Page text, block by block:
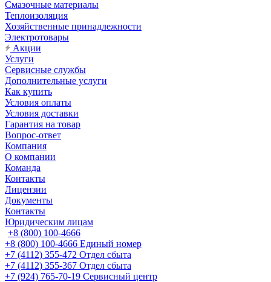
Смазочные материалы
Теплоизоляция
Хозяйственные принадлежности
Электротовары
Акции
Услуги
Сервисные службы
Дополнительные услуги
Как купить
Условия оплаты
Условия доставки
Гарантия на товар
Вопрос-ответ
Компания
О компании
Команда
Контакты
Лицензии
Документы
Контакты
Юридическим лицам
+8 (800) 100-4666
+8 (800) 100-4666 Единый номер
+7 (4112) 355-472 Отдел сбыта
+7 (4112) 355-367 Отдел сбыта
+7 (924) 765-70-19 Сервисный центр